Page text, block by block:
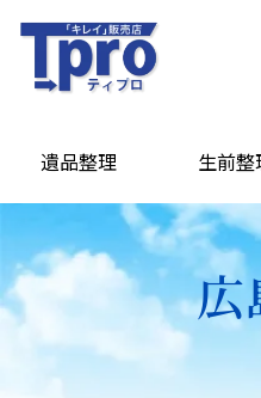
遺品整理 生前整
広